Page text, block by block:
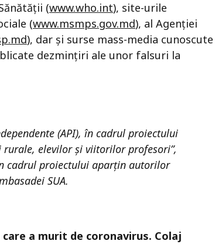
(www.who.int), site-urile
(www.msmps.gov.md), al Agenției
), dar și surse mass-media cunoscute
dezmințiri ale unor falsuri la
(API), în cadrul proiectului
elevilor și viitorilor profesori”,
cadrul proiectului aparțin autorilor
SUA.
a murit de coronavirus. Colaj